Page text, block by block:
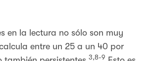
en la lectura no sólo son muy
entre un 25 a un 40 por
3,8-9